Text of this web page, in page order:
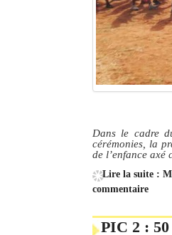
Dans le cadre
cérémonies, la
de l’enfance axé
Lire la suite :
commentaire
PIC 2 :